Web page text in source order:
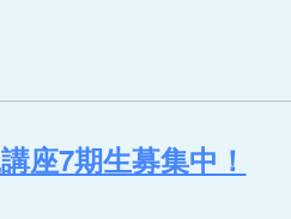
座7期生募集中！